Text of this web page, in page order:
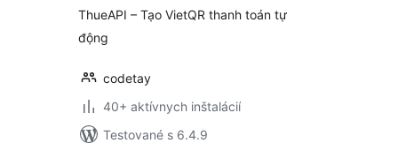
ThueAPI – Tạo VietQR thanh toán tự
động
codetay
40+ aktívnych inštalácií
Testované s 6.4.9